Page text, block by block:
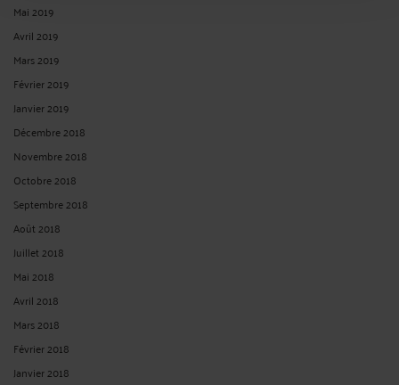
Mai 2019
Avril 2019
Mars 2019
Février 2019
Janvier 2019
Décembre 2018
Novembre 2018
Octobre 2018
Septembre 2018
Août 2018
Juillet 2018
Mai 2018
Avril 2018
Mars 2018
Février 2018
Janvier 2018